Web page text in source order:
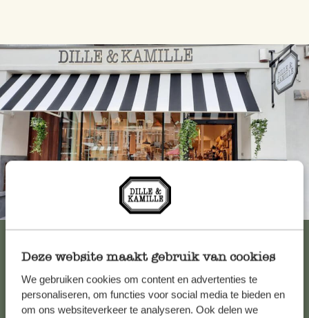
Deze website maakt gebruik van cookies
We gebruiken cookies om content en advertenties te
personaliseren, om functies voor social media te bieden en
om ons websiteverkeer te analyseren. Ook delen we
Immer in der Nähe
Kundenservice/Hilfe